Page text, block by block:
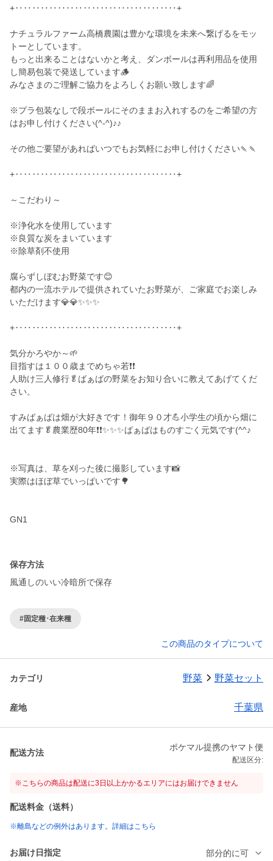
+‥‥‥‥‥‥‥‥‥‥‥‥‥‥‥‥‥‥‥+
ナチュラルファーム高橋農園は豊かな環境を未来へ繋げるをモッ
トーとしています。
もっと出来ることはないかと考え、ダンボールは再利用品を使用
し簡易包装で発送しています🪵
みなさまのご理解ご協力をよろしくお願い致します🌈
※プラ包装なしで段ボールにそのままお入れするのをご希望の方
はお申し付けください(^-^)♪♪
その他ご要望があればいつでもお気軽にお申し付けください🍡🍡
+‥‥‥‥‥‥‥‥‥‥‥‥‥‥‥‥‥‥‥+
～こだわり～
※浄化水を使用しています
※良質な炭をまいています
※除草剤不使用
腐らずしぼむお野菜です😊
都内の一流ホテルで提供されていたお野菜が、ご家庭でお楽しみ
いただけます💎💎✨✨✨
+‥‥‥‥‥‥‥‥‥‥‥‥‥‥‥‥‥‥‥+
気分かろやか～🌱
目指すは１００歳までめちゃ若❗❗
人助け三人修行🥬ばぁばの野菜をお知り合いに教えてあげてくだ
さい。
すみばぁばは畑が大好きです！御年９０才💪小学生の頃から畑に
出てます🥬農業歴80年❗❗✨✨✨ばぁばはものすごく元気です(^^♪
※写真は、草を刈った後に撮影しています📸
実際はほぼ草でいっぱいです🌳
GN1
保存方法
風通しのいい冷暗所で保存
#固定種･在来種
この商品のタイプについて
カテゴリ 野菜 野菜セット
産地 千葉県
配送方法
ポケマル提携のヤマト便
配送区分:
※こちらの商品は配送に3日以上かかるエリアにはお届けできません
配送料金（送料）
※離島などの例外はあります。詳細はこちら
お届け日指定 部分的に可